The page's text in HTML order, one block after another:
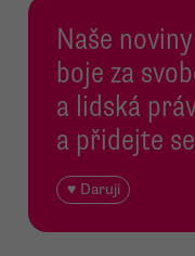
Naše
boje za
a lidská
a přidejte
♥ Daruji